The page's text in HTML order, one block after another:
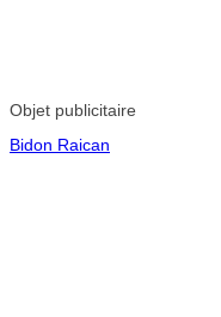
Objet publicitaire
Bidon Raican